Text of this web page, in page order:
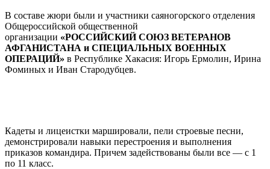
В составе жюри были и участники саяногорского отделения
Общероссийской общественной
организации «РОССИЙСКИЙ СОЮЗ ВЕТЕРАНОВ
АФГАНИСТАНА и СПЕЦИАЛЬНЫХ ВОЕННЫХ
ОПЕРАЦИЙ» в Республике Хакасия: Игорь Ермолин, Ирина
Фоминых и Иван Стародубцев.
Кадеты и лицеистки маршировали, пели строевые песни,
демонстрировали навыки перестроения и выполнения
приказов командира. Причем задействованы были все — с 1
по 11 класс.